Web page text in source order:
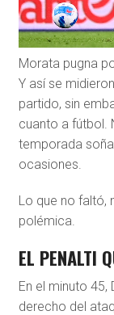
Morata pugna
Y así se
partido, sin
cuanto a fútbol.
temporada
ocasiones.
Lo que no faltó,
polémica.
EL PENALTI
En el minuto
derecho del